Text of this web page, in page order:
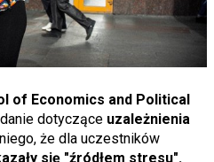
of Economics and Political
dotyczące uzależnienia
że dla uczestników
się "źródłem stresu".